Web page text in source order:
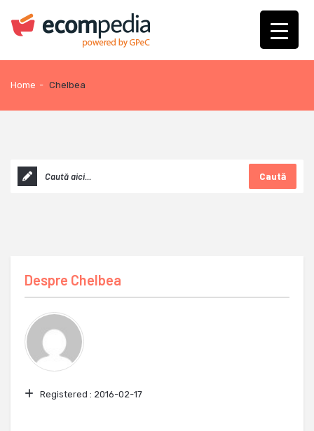
Home - Chelbea
Caută
Despre Chelbea
Registered : 2016-02-17